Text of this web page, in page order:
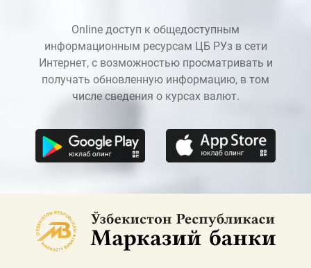
Online доступ к общедоступным
информационным ресурсам ЦБ РУз в сети
Интернет, с возможностью просматривать и
получать обновленную информацию, в том
числе сведения о курсах валют.